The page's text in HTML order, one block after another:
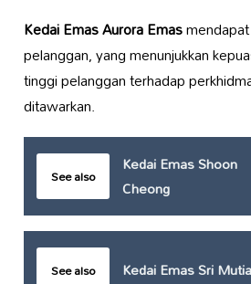
Kedai Emas Aurora Emasmendapat
pelanggan, yang menunjukkan
tinggi pelanggan terhadap
ditawarkan.
See also
Kedai Emas Shoon
Cheong
See also Kedai Emas Sri